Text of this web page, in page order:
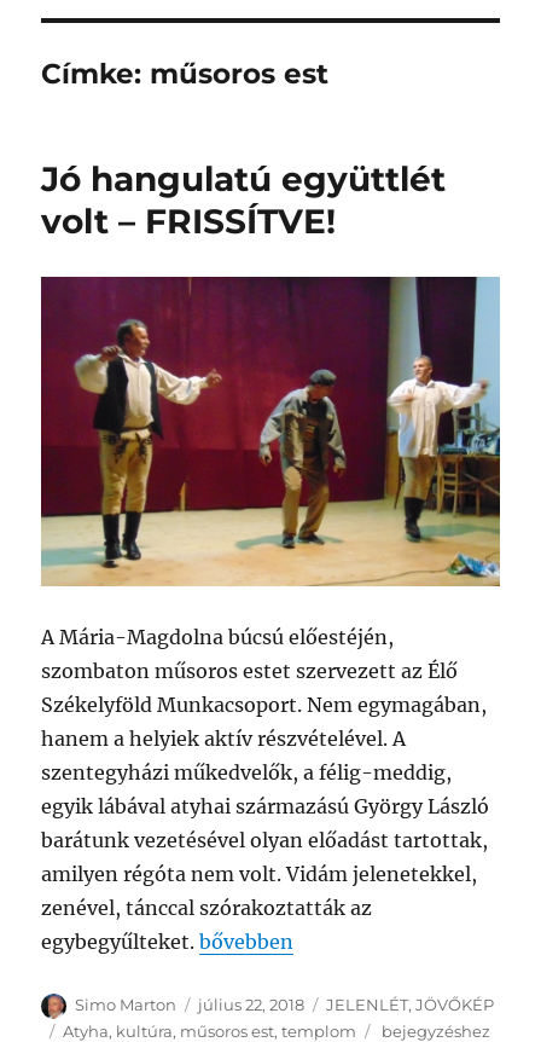
Címke: műsoros est
Jó hangulatú együttlét
volt – FRISSÍTVE!
A Mária-Magdolna búcsú előestéjén,
szombaton műsoros estet szervezett az Élő
Székelyföld Munkacsoport. Nem egymagában,
hanem a helyiek aktív részvételével. A
szentegyházi műkedvelők, a félig-meddig,
egyik lábával atyhai származású György László
barátunk vezetésével olyan előadást tartottak,
amilyen régóta nem volt. Vidám jelenetekkel,
zenével, tánccal szórakoztatták az
egybegyűlteket.„Jó hangulatú együttlét volt –
bővebben
Szerző
Simo Marton Közzétéve
július 22, 2018 Kategória
JELENLÉT,JÖVŐKÉP
Címke
Atyha, kultúra, műsoros est,templom
Jó
bejegyzéshez